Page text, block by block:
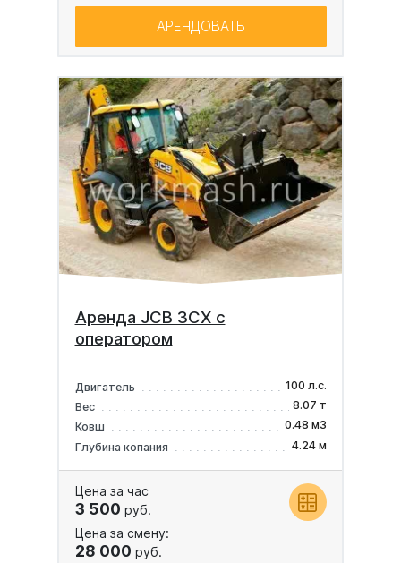
АРЕНДОВАТЬ
Аренда JCB 3CX с
оператором
Двигатель
100 л.с.
Вес
8.07 т
Ковш
0.48 м3
Глубина копания
4.24 м
Цена за час
3 500 руб.
Цена за смену:
28 000 руб.